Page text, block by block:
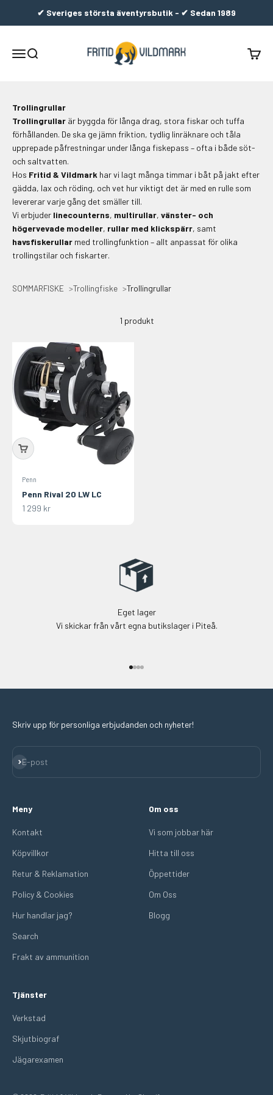
✔ Sveriges största äventyrsbutik - ✔ Sedan 1989
MenySök
Fritid & Vildmark
Trollingrullar
Trollingrullar är byggda för långa drag, stora fiskar och tuffa
förhållanden. De ska ge jämn friktion, tydlig linräknare och tåla
upprepade påfrestningar under långa fiskepass – ofta i både söt-
och saltvatten.
Hos Fritid & Vildmark har vi lagt många timmar i båt på jakt efter
gädda, lax och röding, och vet hur viktigt det är med en rulle som
levererar varje gång det smäller till.
Vi erbjuder linecounterns, multirullar, vänster- och
högervevade modeller, rullar med klickspärr, samt
havsfiskerullar med trollingfunktion – allt anpassat för olika
trollingstilar och fiskarter.
SOMMARFISKE Trollingfiske Trollingrullar
1 produkt
Penn
Penn Rival 20 LW LC
REA-pris
1 299 kr
Eget lager
Vi skickar från vårt egna butikslager i Piteå.
Skriv upp för personliga erbjudanden och nyheter!
E-post
Prenumerera
Meny
Kontakt
Köpvillkor
Retur & Reklamation
Policy & Cookies
Hur handlar jag?
Search
Frakt av ammunition
Om oss
Vi som jobbar här
Hitta till oss
Öppettider
Om Oss
Blogg
Tjänster
Verkstad
Skjutbiograf
Jägarexamen